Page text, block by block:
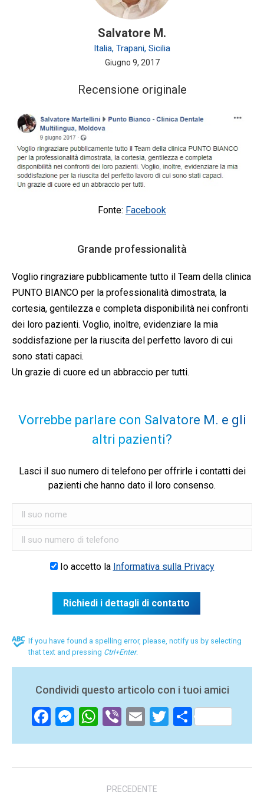
Salvatore M.
Italia, Trapani, Sicilia
Giugno 9, 2017
Recensione originale
Fonte: Facebook
Grande professionalità
Voglio ringraziare pubblicamente tutto il Team della clinica
PUNTO BIANCO per la professionalità dimostrata, la
cortesia, gentilezza e completa disponibilità nei confronti
dei loro pazienti. Voglio, inoltre, evidenziare la mia
soddisfazione per la riuscita del perfetto lavoro di cui
sono stati capaci.
Un grazie di cuore ed un abbraccio per tutti.
Vorrebbe parlare con Salvatore M. e gli
altri pazienti?
Lasci il suo numero di telefono per offrirle i contatti dei
pazienti che hanno dato il loro consenso.
Io accetto la Informativa sulla Privacy
If you have found a spelling error, please, notify us by selecting
that text and pressing Ctrl+Enter.
Condividi questo articolo con i tuoi amici
Facebook
Messenger
WhatsApp
ViberEmailTwitter
Share
PRECEDENTE